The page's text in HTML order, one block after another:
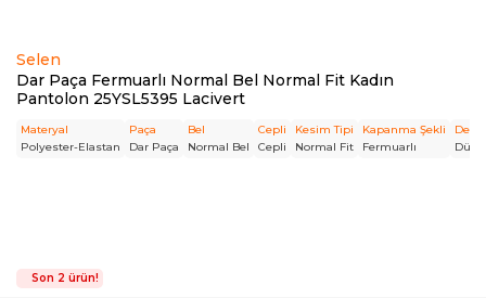
Selen
Dar Paça Fermuarlı Normal Bel Normal Fit Kadın
Pantolon 25YSL5395 Lacivert
Materyal
Polyester-Elastan
Paça
Dar Paça
Bel
Normal Bel
Cepli
Cepli
Kesim Tipi
Normal Fit
Kapanma Şekli
Fermuarlı
Düz
Son 2 ürün!